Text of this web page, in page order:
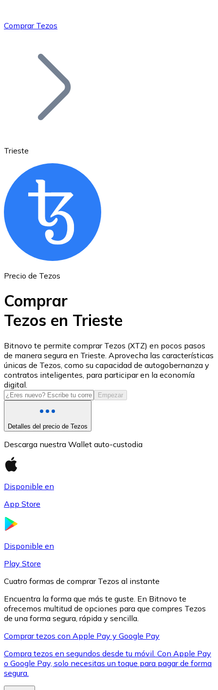
Bitcoin
ETH
USD Coin
USDC
Litecoin
LTC
Ver todo
Comprar Tezos
Trieste
Precio de Tezos
Comprar
Tezos en Trieste
Bitnovo te permite comprar Tezos (XTZ) en pocos pasos
de manera segura en Trieste. Aprovecha las características
únicas de Tezos, como su capacidad de autogobernanza y
contratos inteligentes, para participar en la economía
digital.
Empezar
Detalles del precio de Tezos
Descarga nuestra Wallet auto-custodia
Disponible en
App Store
Disponible en
Play Store
Cuatro formas de comprar Tezos al instante
Encuentra la forma que más te guste. En Bitnovo te
ofrecemos multitud de opciones para que compres Tezos
de una forma segura, rápida y sencilla.
Comprar tezos con Apple Pay y Google Pay
Compra tezos en segundos desde tu móvil. Con Apple Pay
o Google Pay, solo necesitas un toque para pagar de forma
segura.